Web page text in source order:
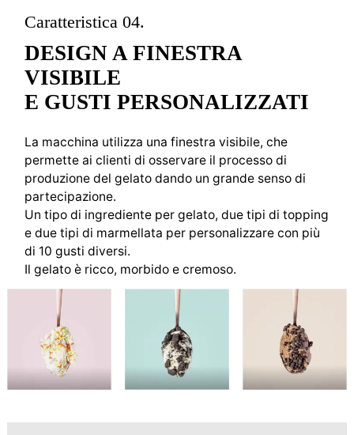
Caratteristica 04.
DESIGN A FINESTRA
VISIBILE
E GUSTI PERSONALIZZATI
La macchina utilizza una finestra visibile, che
permette ai clienti di osservare il processo di
produzione del gelato dando un grande senso di
partecipazione.
Un tipo di ingrediente per gelato, due tipi di topping
e due tipi di marmellata per personalizzare con più
di 10 gusti diversi.
Il gelato è ricco, morbido e cremoso.